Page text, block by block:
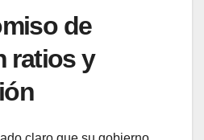
de
ratios y